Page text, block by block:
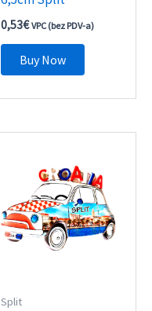
0,53€ VPC (bez PDV-a)
Buy Now
Split